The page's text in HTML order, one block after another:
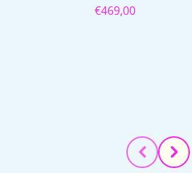
Normale
€469,00